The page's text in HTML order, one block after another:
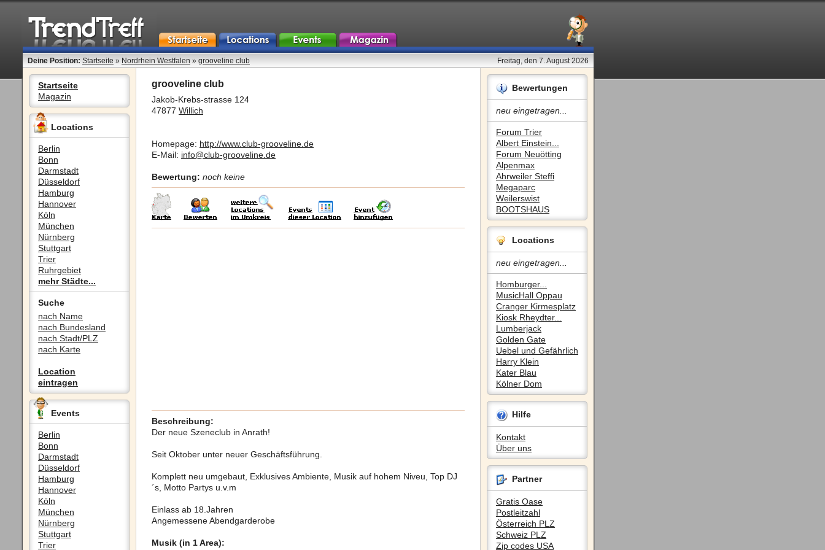
Deine Position: Startseite » Nordrhein Westfalen » grooveline club Freitag, den 7. August 2026
Startseite
Magazin
Locations
Berlin
Bonn
Darmstadt
Düsseldorf
Hamburg
Hannover
Köln
München
Nürnberg
Stuttgart
Trier
Ruhrgebiet
mehr Städte...
Suche
nach Name
nach Bundesland
nach Stadt/PLZ
nach Karte
Location
eintragen
Events
Berlin
Bonn
Darmstadt
Düsseldorf
Hamburg
Hannover
Köln
München
Nürnberg
Stuttgart
Trier
Bewertungen
neu eingetragen...
Forum Trier
Albert Einstein...
Forum Neuötting
Alpenmax
Ahrweiler Steffi
Megaparc
Weilerswist
BOOTSHAUS
Locations
neu eingetragen...
Homburger...
MusicHall Oppau
Cranger Kirmesplatz
Kiosk Rheydter...
Lumberjack
Golden Gate
Uebel und Gefährlich
Harry Klein
Kater Blau
Kölner Dom
Hilfe
Kontakt
Über uns
Partner
Gratis Oase
Postleitzahl
Österreich PLZ
Schweiz PLZ
Zip codes USA
grooveline club
Jakob-Krebs-strasse 124
47877 Willich
Homepage: http://www.club-grooveline.de
E-Mail: info@club-grooveline.de
Bewertung: noch keine
Beschreibung:
Der neue Szeneclub in Anrath!
Seit Oktober unter neuer Geschäftsführung.
Komplett neu umgebaut, Exklusives Ambiente, Musik auf hohem Niveu, Top DJ
´s, Motto Partys u.v.m
Einlass ab 18.Jahren
Angemessene Abendgarderobe
Musik (in 1 Area):